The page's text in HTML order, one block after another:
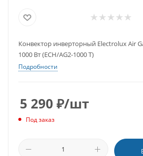
Конвектор инверторный Electrolux Air
1000 Вт (ECH/AG2-1000 T)
Подробности
5 290 ₽/шт
Под заказ